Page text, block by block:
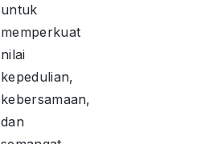
untuk
memperkuat
nilai
kepedulian,
kebersamaan,
dan